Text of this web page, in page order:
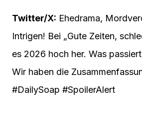
Twitter/X: Ehedrama,
Intrigen! Bei „Gute Zeiten,
es 2026 hoch her. Was
Wir haben die
#DailySoap #SpoilerAlert